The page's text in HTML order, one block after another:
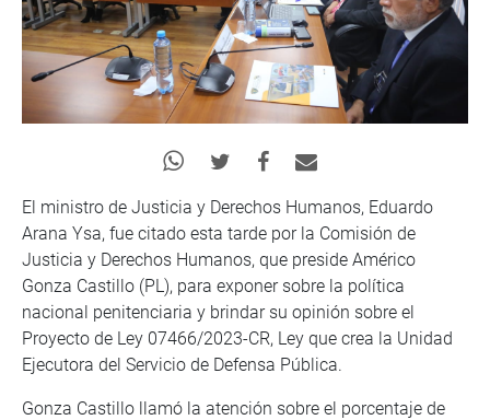
El ministro de Justicia y Derechos Humanos, Eduardo
Arana Ysa, fue citado esta tarde por la Comisión de
Justicia y Derechos Humanos, que preside Américo
Gonza Castillo (PL), para exponer sobre la política
nacional penitenciaria y brindar su opinión sobre el
Proyecto de Ley 07466/2023-CR, Ley que crea la Unidad
Ejecutora del Servicio de Defensa Pública.
Gonza Castillo llamó la atención sobre el porcentaje de